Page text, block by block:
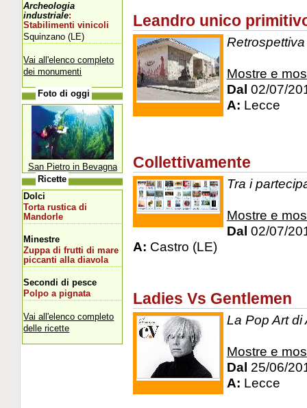
Leandro unico
Mostre e
Dal 02/07/
A: Lecce
Collettivamente
Tra i
Mostre e
Dal 02/07/
A: Castro (LE)
Ladies Vs Gentlemen
La Pop Art di
Mostre e
Dal 25/06/
A: Lecce
Archeologia
industriale:
Stabilimenti vinicoli
Squinzano (LE)
Vai all'elenco completo
dei monumenti
Foto di oggi
San Pietro in Bevagna
Ricette
Dolci
Torta rustica di
Mandorle
Minestre
Zuppa di frutti di mare
piccanti alla diavola
Secondi di pesce
Polpo a pignata
Vai all'elenco completo
delle ricette